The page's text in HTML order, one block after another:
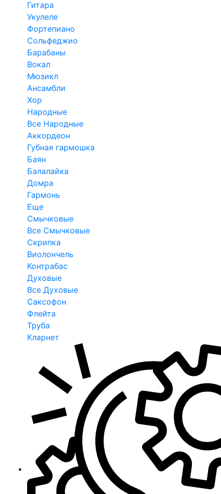
Гитара
Укулеле
Фортепиано
Сольфеджио
Барабаны
Вокал
Мюзикл
Ансамбли
Хор
Народные
Все Народные
Аккордеон
Губная гармошка
Баян
Балалайка
Домра
Гармонь
Еще
Смычковые
Все Смычковые
Скрипка
Виолончель
Контрабас
Духовые
Все Духовые
Саксофон
Флейта
Труба
Кларнет